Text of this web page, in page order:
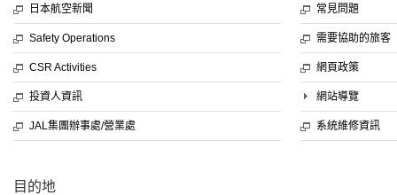
日本航空新聞
Safety Operations
CSR Activities
投資人資訊
JAL集團辦事處/營業處
常見問題
需要協助的旅客
網頁政策
網站導覽
系統維修資訊
目的地